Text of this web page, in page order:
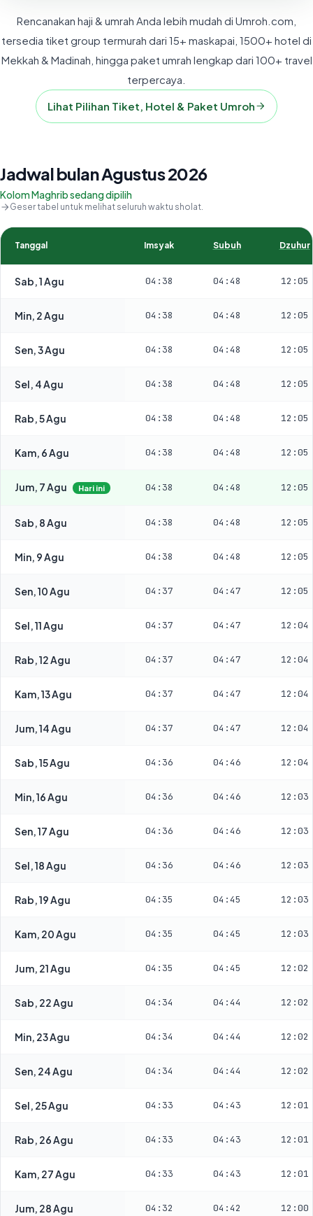
Rencanakan haji & umrah Anda lebih mudah di Umroh.com,
tersedia tiket group termurah dari 15+ maskapai, 1500+ hotel di
Mekkah & Madinah, hingga paket umrah lengkap dari 100+ travel
terpercaya.
Lihat Pilihan Tiket, Hotel & Paket Umroh
Jadwal bulan Agustus 2026
Kolom Maghrib sedang dipilih
Geser tabel untuk melihat seluruh waktu sholat.
Tanggal Imsyak Subuh Dzuhur
Sab, 1 Agu 04:38 04:48 12:05
Min, 2 Agu 04:38 04:48 12:05
Sen, 3 Agu 04:38 04:48 12:05
Sel, 4 Agu 04:38 04:48 12:05
Rab, 5 Agu 04:38 04:48 12:05
Kam, 6 Agu 04:38 04:48 12:05
Jum, 7 Agu Hari ini 04:38 04:48 12:05
Sab, 8 Agu 04:38 04:48 12:05
Min, 9 Agu 04:38 04:48 12:05
Sen, 10 Agu 04:37 04:47 12:05
Sel, 11 Agu 04:37 04:47 12:04
Rab, 12 Agu 04:37 04:47 12:04
Kam, 13 Agu 04:37 04:47 12:04
Jum, 14 Agu 04:37 04:47 12:04
Sab, 15 Agu 04:36 04:46 12:04
Min, 16 Agu 04:36 04:46 12:03
Sen, 17 Agu 04:36 04:46 12:03
Sel, 18 Agu 04:36 04:46 12:03
Rab, 19 Agu 04:35 04:45 12:03
Kam, 20 Agu 04:35 04:45 12:03
Jum, 21 Agu 04:35 04:45 12:02
Sab, 22 Agu 04:34 04:44 12:02
Min, 23 Agu 04:34 04:44 12:02
Sen, 24 Agu 04:34 04:44 12:02
Sel, 25 Agu 04:33 04:43 12:01
Rab, 26 Agu 04:33 04:43 12:01
Kam, 27 Agu 04:33 04:43 12:01
Jum, 28 Agu 04:32 04:42 12:00